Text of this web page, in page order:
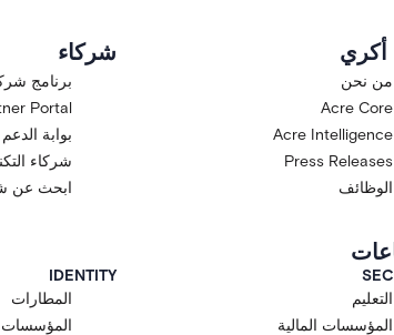
أكري
من نحن
Acre Core
Acre Intelligence
Press Releases
الوظائف
شركاء
برنامج
Portal
بوابة الدعم
شركاء
ابحث عن
التعليم
المؤسسات المالية
IDENTITY
المطارات
المؤسسات